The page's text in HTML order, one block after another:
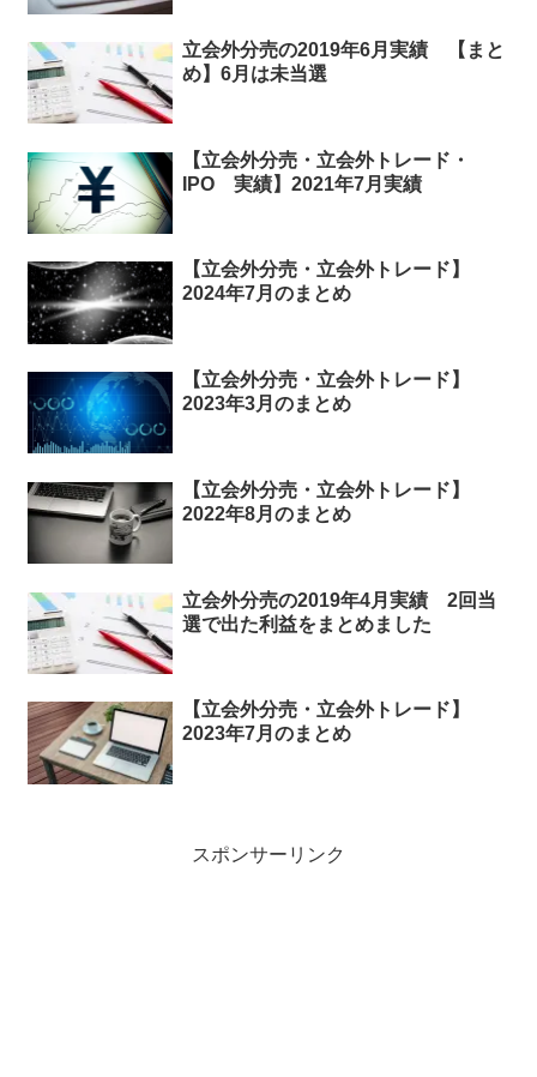
立会外分売の2019年6月実績 【まと
め】6月は未当選
【立会外分売・立会外トレード・
IPO 実績】2021年7月実績
【立会外分売・立会外トレード】
2024年7月のまとめ
【立会外分売・立会外トレード】
2023年3月のまとめ
【立会外分売・立会外トレード】
2022年8月のまとめ
立会外分売の2019年4月実績 2回当
選で出た利益をまとめました
【立会外分売・立会外トレード】
2023年7月のまとめ
スポンサーリンク